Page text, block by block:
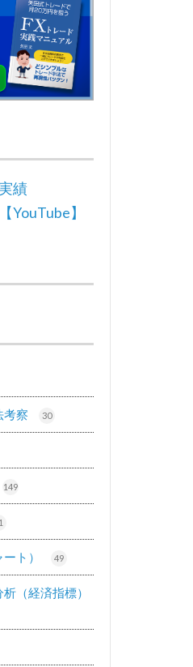
績
YouTube】
考察 30
149
ト） 49
（経済指標）